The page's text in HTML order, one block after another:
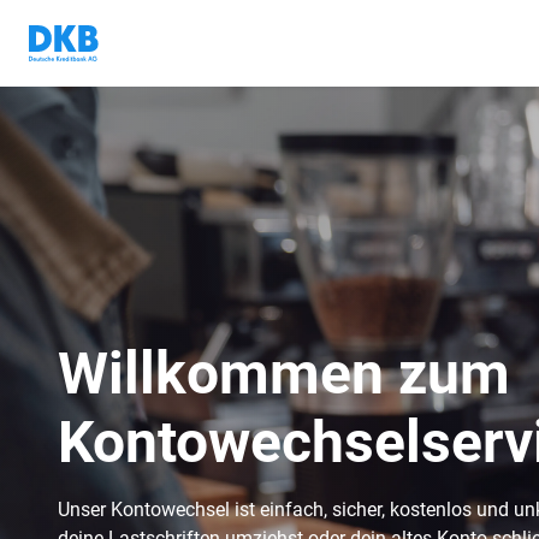
Willkommen zum
Unser Kontowechsel ist einfach, sicher, kostenlos und